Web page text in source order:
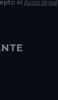
el Aviso legal